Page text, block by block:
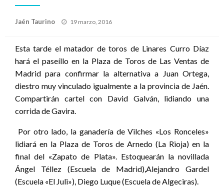
Jaén Taurino
Publicado
19 marzo, 2016
Esta tarde el matador de toros de Linares Curro Díaz
hará el paseíllo en la Plaza de Toros de Las Ventas de
Madrid para confirmar la alternativa a Juan Ortega,
diestro muy vinculado igualmente a la provincia de Jaén.
Compartirán cartel con David Galván, lidiando una
corrida de Gavira.
Por otro lado, la ganadería de Vilches «Los Ronceles»
lidiará en la Plaza de Toros de Arnedo (La Rioja) en la
final del «Zapato de Plata». Estoquearán la novillada
Ángel Téllez (Escuela de Madrid),Alejandro Gardel
(Escuela «El Juli»), Diego Luque (Escuela de Algeciras).